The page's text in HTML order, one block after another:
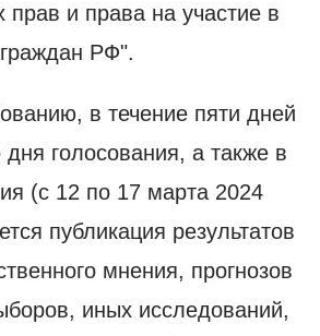
прав и права на участие в
РФ".
в течение пяти дней
голосования, а также в
(с 12 по 17 марта 2024
публикация результатов
мнения, прогнозов
иных исследований,